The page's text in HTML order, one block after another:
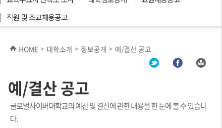
직원 및 조교채용공고
HOME > 대학소개 > 정보공개 > 예/결산 공고
예/결산 공고
글로벌사이버대학교의 예산 및 결산에 관한 내용을 한 눈에 볼 수 있습니
다.